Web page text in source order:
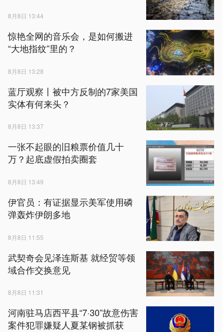
8月8日 13:44
惊艳全网的音乐会，是如何搬进
“大地指纹”里的？
8月8日 13:28
蓝厅观察丨被中方反制的7家美国
实体有何来头？
8月8日 13:37
一张不起眼的旧粮票价值几十
万？起底虚假拍卖圈套
8月8日 13:49
伊官员：有证据显示美军使用磷
弹轰炸伊朗多地
8月8日 11:55
武契奇会见泽连斯基 就经贸等领
域合作交换意见
8月8日 11:31
河南驻马店西平县“7·30”故意伤害
案件犯罪嫌疑人夏某钢被抓获